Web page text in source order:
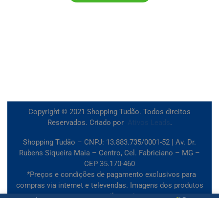
Copyright © 2021 Shopping Tudão. Todos direitos
Reservados. Criado por
.
Shopping Tudão – CNPJ: 13.883.735/0001-52 | Av. Dr.
Rubens Siqueira Maia – Centro, Cel. Fabriciano – MG –
CEP 35.170-460
*Preços e condições de pagamento exclusivos para
compras via internet e televendas. Imagens dos produtos
meramente ilustrativas.